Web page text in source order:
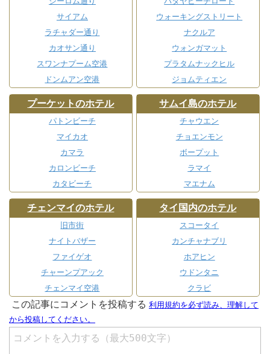
サイアム
ラチャダー通り
カオサン通り
スワンナプーム空港
ドンムアン空港
ウォーキングストリート
ナクルア
ウォンガマット
プラタムナックヒル
ジョムティエン
プーケットのホテル
パトンビーチ
マイカオ
カマラ
カロンビーチ
カタビーチ
サムイ島のホテル
チャウエン
チョエンモン
ボープット
ラマイ
マエナム
チェンマイのホテル
旧市街
ナイトバザー
ファイゲオ
チャーンプアック
チェンマイ空港
タイ国内のホテル
スコータイ
カンチャナブリ
ホアヒン
ウドンタニ
クラビ